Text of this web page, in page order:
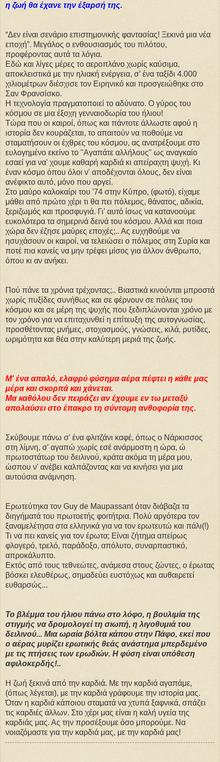
η ζωή θα έχανε την έξαρσή της.
“Δεν είναι σενάριο επιστημονικής φαντασίας! Ξεκινά μια νέα
εποχή”. Μεγάλος ο ενθουσιασμός του πιλότου,
προφέροντας αυτά τα λόγια.
Εδώ και λίγες μέρες το αεροπλάνο χωρίς καύσιμα,
αποκλειστικά με την ηλιακή ενέργεια, σ’ ένα ταξίδι 4.000
χιλιομέτρων διέσχισε τον Ειρηνικό και προσγειώθηκε στο
Σαν Φρανσίσκο.
Η τεχνολογία πραγματοποιεί το αδύνατο. O γύρος του
κόσμου σε μια έξοχη γενναιοδωρία του ήλιου!
Τώρα που οι καιροί, όπως και πάντοτε άλλωστε αφού η
ιστορία δεν κουράζεται, το απαιτούν να ποθούμε να
σταματήσουν οι έχθρες του κόσμου, ας ανατρέξουμε στο
ευλογημένο εκείνο το "Αγαπάτε αλλήλους" ως αναγκαίο
εσαεί για να' χουμε καθαρή καρδιά κι απείραχτη ψυχή. Κι
έναν κόσμο όπου όλοι ν' αποδέχονται όλους, δεν είναι
ανέφικτο αυτό, μόνο που αργεί.
Στο μαύρο καλοκαίρι του '74 στην Κύπρο, (φωτό), είχαμε
μάθει από πρώτο χέρι τι θα πει πόλεμος, θάνατος, αδικία,
ξεριζωμός και προσφυγιά. Γι' αυτό ίσως να κατανοούμε
ευκολότερα τα σημερινά δεινά του κόσμου. Αλλά και ποια
χώρα δεν έζησε μαύρες εποχές;.. Ας ευχηθούμε να
ησυχάσουν οι καιροί, να τελειώσει ο πόλεμος στη Συρία και
ποτέ πια κανείς να μην τρέφει μίσος για άλλον άνθρωπο,
όπου κι αν ανήκει.
Πού πάνε τα χρόνια τρέχοντας;.. Βιαστικά κινούνται μπροστά
χωρίς πυξίδες συνήθως και σε φέρνουν σε πόλεις του
κόσμου και σε μέρη της ψυχής που ξεδιπλώνονται χρόνο με
τον χρόνο για να επιταχυνθεί η επίτευξη της αυτογνωσίας,
προσθέτοντας μνήμες, στοχασμούς, γνώσεις, κιλά, ρυτίδες,
ωριμότητα και θέα στην καλύτερη μεριά της ζωής.
Μ' ένα απαλό, ελαφρύ φύσημα αέρα πέφτει η κάθε μας
μέρα και σκορπά και χάνεται.
Μα καθόλου δεν πειράζει αν έχουμε εν τω μεταξύ
απολαύσει στο έπακρο τη σύντομη ανθοφορία της.
Σκύβουμε πάνω σ' ένα φλιτζάνι καφέ, όπως ο Νάρκισσος
στη λίμνη, σ' αγαπώ χωρίς εσέ ανάρμοστη η ώρα, ώ
πρωτοστάτωρ του δειλινού, κράτα ακόμα τη μέρα μου,
ώσπου ν' ανέβει καλπάζοντας και να κινήσει για μια
αυτούσια ανάμνηση.
Ερωτεύτηκα τον Guy de Maupassant όταν διάβαζα τα
διηγήματά του πρωτοετής φοιτήτρια. Πολύ αργότερα τον
ξαναμελέτησα στα ελληνικά για να τον ερωτευτώ και πάλι(!)
Τι να πει κανείς για τον έρωτα; Είναι ζήτημα απείρως
φλογερό, τρελό, παράδοξο, απόλυτο, συναρπαστικό,
απροκάλυπτο.
Εκτός από τους τεθνεώτες, ανάμεσα στους ζώντες, ο έρωτας
βόσκει ελευθέρως, σημαδεύει ευστόχως και αυθαιρετεί
ευθαρσώς...
Το βλέμμα του ήλιου πάνω στο λόφο, η βουλιμία της
στιγμής να δρομολογεί τη σιωπή, η λιγοθυμιά του
δειλινού... Μια ωραία βόλτα κάπου στην Πάφο, εκεί που
ο αέρας μυρίζει ερωτικής θεάς ανάστημα μπερδεμένο
με τις πτήσεις των ερωδιών. Η φύση είναι υπόθεση
αφιλοκερδής!..
Η ζωή ξεκινά από την καρδιά. Με την καρδιά αγαπάμε,
(όπως λέγεται), με την καρδιά γράφουμε την ιστορία μας.
Όταν η καρδιά κάποιου σταματά να χτυπά ξαφνικά, σπάζει
τις καρδιές άλλων. Στο χέρι μας είναι η καλή υγεία της
καρδιάς μας. Ας την προσέξουμε όσο μπορούμε. Να
νοιαζόμαστε για την καρδιά μας, με την καρδιά μας!